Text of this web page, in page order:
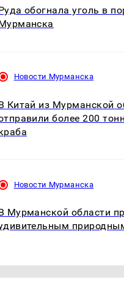
обогнала уголь в
Новости Мурманска
Китай из Мурманской
более 200
Новости Мурманска
Мурманской области